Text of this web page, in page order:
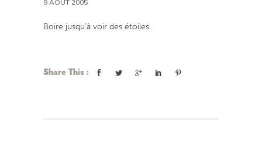
9 AOÛT 2005
Boire jusqu’à voir des étoiles.
Share This :